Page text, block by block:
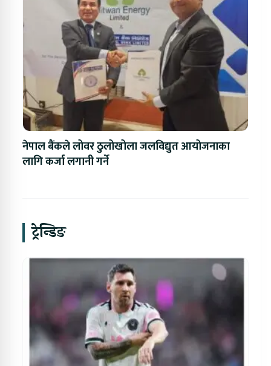
नेपाल बैंकले लोवर ठुलोखोला जलविद्युत आयोजनाका
लागि कर्जा लगानी गर्ने
ट्रेन्डिङ